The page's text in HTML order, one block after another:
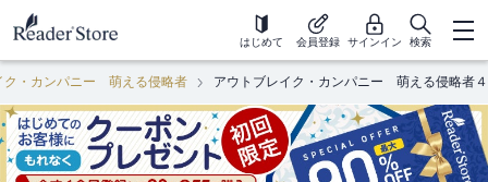
はじめて 会員登録 サインイン 検索
ク・カンパニー 萌える侵略者 アウトブレイク・カンパニー 萌える侵略者４